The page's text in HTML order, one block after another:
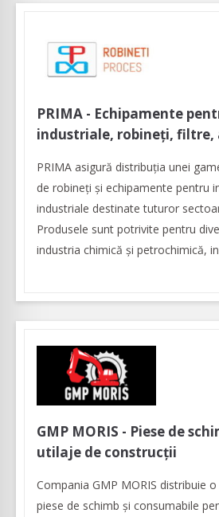
PRIMA - Echipamente
industriale, robineți, filtre,
PRIMA asigură distribuția unei
de robineți și echipamente pentru
industriale destinate tuturor
Produsele sunt potrivite pentru
industria chimică și petrochimică,
GMP MORIS - Piese de
utilaje de construcţii
Compania GMP MORIS distribuie
piese de schimb şi consumabile